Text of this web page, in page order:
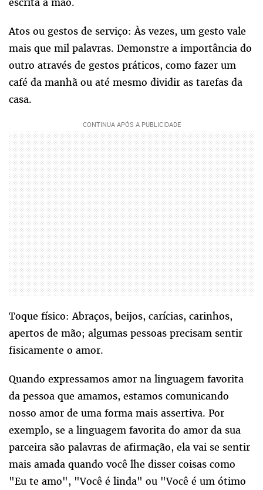
Atos ou gestos de serviço: Às vezes, um gesto vale
mais que mil palavras. Demonstre a importância do
outro através de gestos práticos, como fazer um
café da manhã ou até mesmo dividir as tarefas da
casa.
Toque físico: Abraços, beijos, carícias, carinhos,
apertos de mão; algumas pessoas precisam sentir
fisicamente o amor.
Quando expressamos amor na linguagem favorita
da pessoa que amamos, estamos comunicando
nosso amor de uma forma mais assertiva. Por
exemplo, se a linguagem favorita do amor da sua
parceira são palavras de afirmação, ela vai se sentir
mais amada quando você lhe disser coisas como
"Eu te amo", "Você é linda" ou "Você é um ótimo